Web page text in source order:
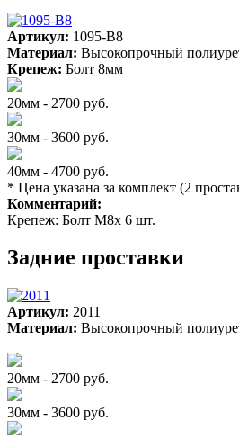
Артикул: 1095-B8
Материал: Высокопрочный
Крепеж: Болт 8мм
20мм - 2700 руб.
30мм - 3600 руб.
40мм - 4700 руб.
* Цена указана за комплект (2
Комментарий:
Крепеж: Болт М8х 6 шт.
Задние проставки
Артикул: 2011
Материал: Высокопрочный
20мм - 2700 руб.
30мм - 3600 руб.